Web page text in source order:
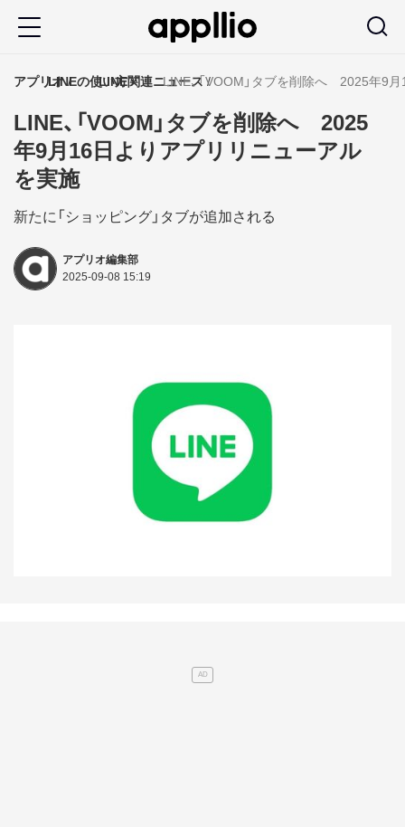
テ
移
アプリオLINEの使い方LINE関連ニュースLINE、「VOOM」タブを削除へ 2025年9
LINE、「VOOM」タブを削除へ 2025
年9月16日よりアプリリニューアル
を実施
新たに「ショッピング」タブが追加される
アプリオ編集部
2025-09-08 15:19